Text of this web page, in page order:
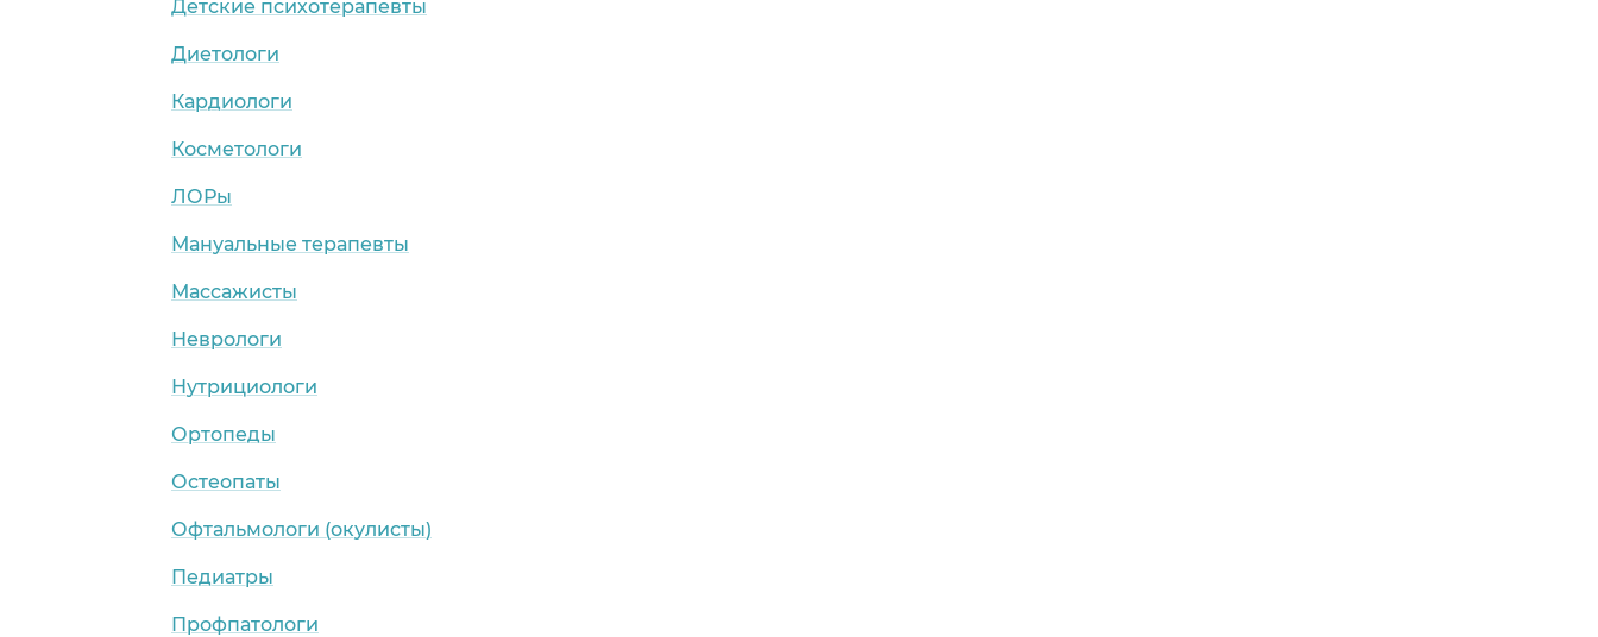
Детские психотерапевты
Диетологи
Кардиологи
Косметологи
ЛОРы
Мануальные терапевты
Массажисты
Неврологи
Нутрициологи
Ортопеды
Остеопаты
Офтальмологи (окулисты)
Педиатры
Профпатологи